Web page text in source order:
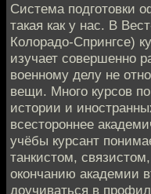
Система подготовки
такая как у нас. В
Колорадо-Спрингсе)
изучает совершенно
военному делу не
вещи. Много курсов
истории и
всестороннее
учёбы курсант
танкистом,
окончанию академии
доучиваться в